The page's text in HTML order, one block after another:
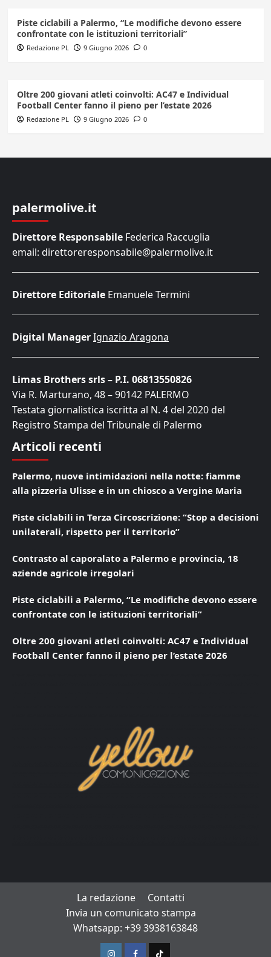
Piste ciclabili a Palermo, “Le modifiche devono essere
confrontate con le istituzioni territoriali”
Redazione PL 9 Giugno 2026 0
Oltre 200 giovani atleti coinvolti: AC47 e Individual
Football Center fanno il pieno per l’estate 2026
Redazione PL 9 Giugno 2026 0
palermolive.it
Direttore Responsabile Federica Raccuglia
email: direttoreresponsabile@palermolive.it
Direttore Editoriale Emanuele Termini
Digital ManagerIgnazio Aragona
Limas Brothers srls – P.I. 06813550826
Via R. Marturano, 48 – 90142 PALERMO
Testata giornalistica iscritta al N. 4 del 2020 del
Registro Stampa del Tribunale di Palermo
Articoli recenti
Palermo, nuove intimidazioni nella notte: fiamme
alla pizzeria Ulisse e in un chiosco a Vergine Maria
Piste ciclabili in Terza Circoscrizione: “Stop a decisioni
unilaterali, rispetto per il territorio”
Contrasto al caporalato a Palermo e provincia, 18
aziende agricole irregolari
Piste ciclabili a Palermo, “Le modifiche devono essere
confrontate con le istituzioni territoriali”
Oltre 200 giovani atleti coinvolti: AC47 e Individual
Football Center fanno il pieno per l’estate 2026
La redazione
Contatti
Invia un comunicato stampa
Whatsapp: +39 3938163848